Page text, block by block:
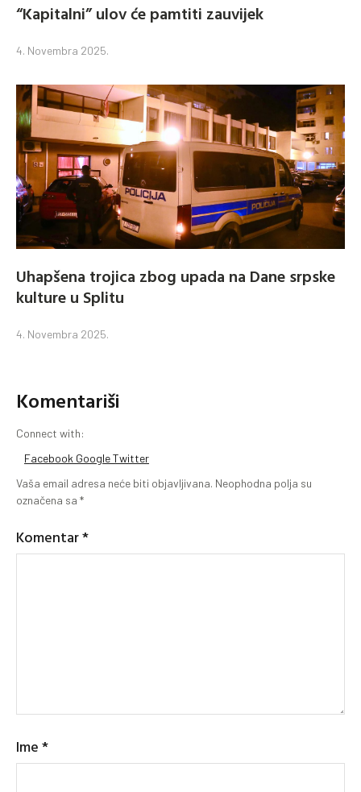
“Kapitalni” ulov će pamtiti zauvijek
4. Novembra 2025.
Uhapšena trojica zbog upada na Dane srpske
kulture u Splitu
4. Novembra 2025.
Komentariši
Connect with:
Facebook GoogleTwitter
Vaša email adresa neće biti objavljivana. Neophodna polja su
označena sa *
Komentar*
Ime*